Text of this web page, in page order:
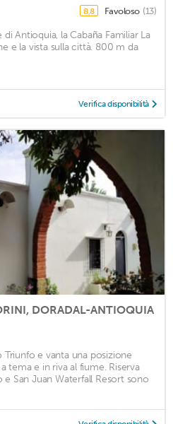
8,8 Favoloso (13)
Antioquia, la Cabaña Familiar La
e la vista sulla città. 800 m da
Verifica disponibilità
DORADAL-ANTIOQUIA
e vanta una posizione
tema e in riva al fiume. Riserva
San Juan Waterfall Resort sono